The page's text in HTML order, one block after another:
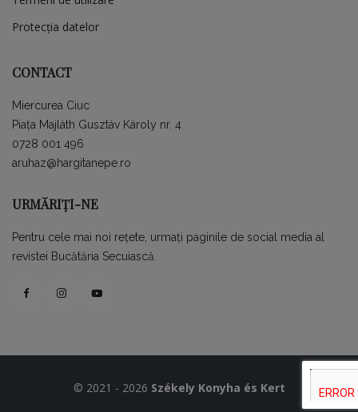
Protecția datelor
CONTACT
Miercurea Ciuc
Piața Majláth Gusztáv Károly nr. 4
0728 001 496
aruhaz@hargitanepe.ro
URMĂRIȚI-NE
Pentru cele mai noi rețete, urmați paginile de social media al
revistei Bucătăria Secuiască.
© 2021 - 2026 Székely Konyha és Kert